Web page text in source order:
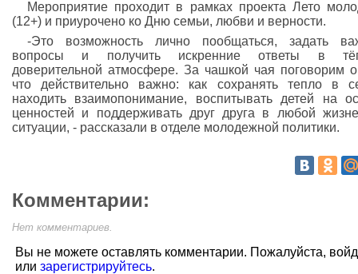
Мероприятие проходит в рамках проекта Лето
(12+) и приурочено ко Дню семьи, любви и верности.
-Это возможность лично пообщаться, задать
вопросы и получить искренние ответы в
доверительной атмосфере. За чашкой чая поговорим
что действительно важно: как сохранять тепло в
находить взаимопонимание, воспитывать детей на
ценностей и поддерживать друг друга в любой
ситуации, - рассказали в отделе молодежной политики.
Комментарии:
Нет комментариев.
Вы не можете оставлять комментарии. Пожалуйста,
или зарегистрируйтесь.